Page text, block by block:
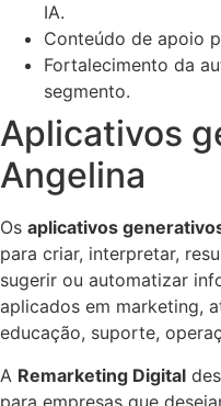
IA.
Conteúdo de apoio
Fortalecimento da
segmento.
Aplicativos
Angelina
Os aplicativos
para criar, interpretar,
sugerir ou automatizar
aplicados em marketing,
educação, suporte,
A Remarketing Digital
para empresas que